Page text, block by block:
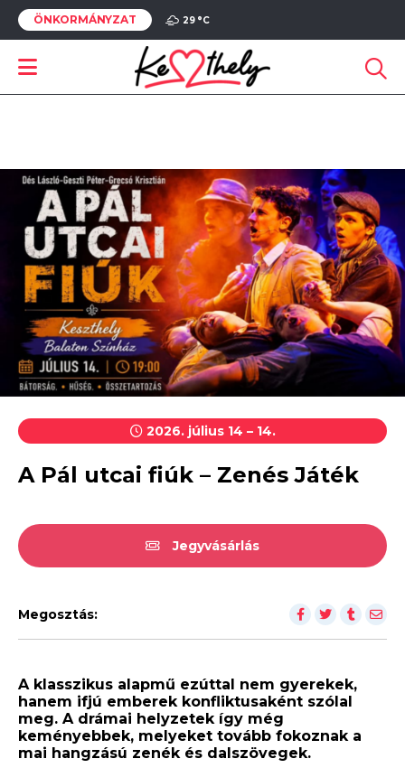
ÖNKORMÁNYZAT 29 °C
2026. július 14 – 14.
A Pál utcai fiúk – Zenés Játék
Jegyvásárlás
Megosztás:
A klasszikus alapmű ezúttal nem gyerekek,
hanem ifjú emberek konfliktusaként szólal
meg. A drámai helyzetek így még
keményebbek, melyeket tovább fokoznak a
mai hangzású zenék és dalszövegek.